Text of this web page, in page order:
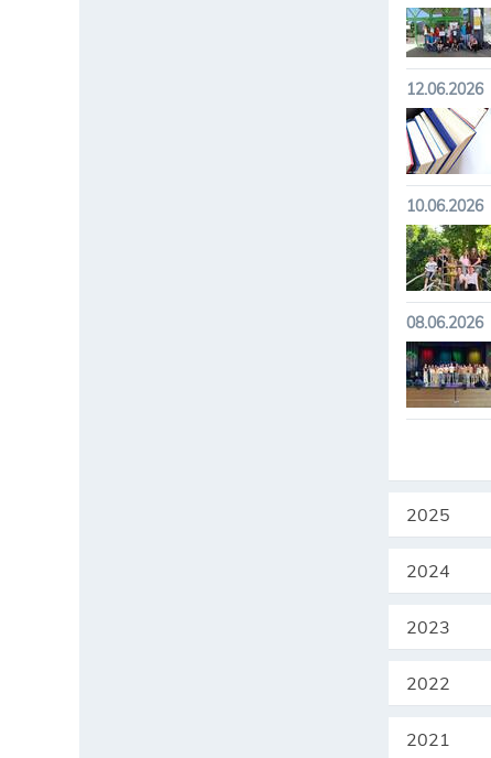
12.06.2026
10.06.2026
08.06.2026
2025
2024
2023
2022
2021